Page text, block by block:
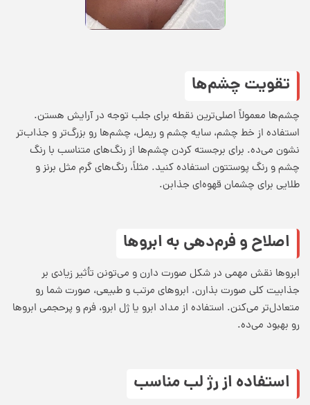
تقویت چشم‌ها
چشم‌ها معمولاً اصلی‌ترین نقطه برای جلب توجه در آرایش هستن.
استفاده از خط چشم، سایه چشم و ریمل، چشم‌ها رو بزرگ‌تر و جذاب‌تر
نشون می‌ده. برای برجسته کردن چشم‌ها از رنگ‌های متناسب با رنگ
چشم و رنگ پوستتون استفاده کنید. مثلاً، رنگ‌های گرم مثل برنز و
طلایی برای چشمان قهوه‌ای جذابن.
اصلاح و فرم‌دهی به ابروها
ابروها نقش مهمی در شکل صورت دارن و می‌تونن تأثیر زیادی بر
جذابیت کلی صورت بذارن. ابروهای مرتب و طبیعی، صورت شما رو
متعادل‌تر می‌کنن. استفاده از مداد ابرو یا ژل ابرو، فرم و پرحجمی ابروها
رو بهبود می‌ده.
استفاده از رژ لب مناسب